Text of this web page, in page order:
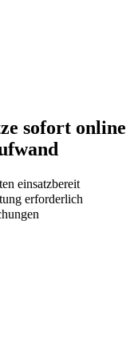
sofort online
einsatzbereit
erforderlich